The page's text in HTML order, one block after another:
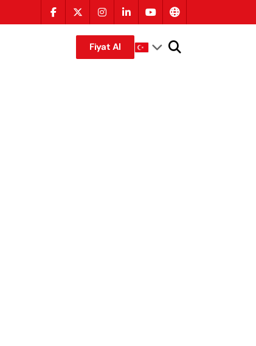
Fiyat Al